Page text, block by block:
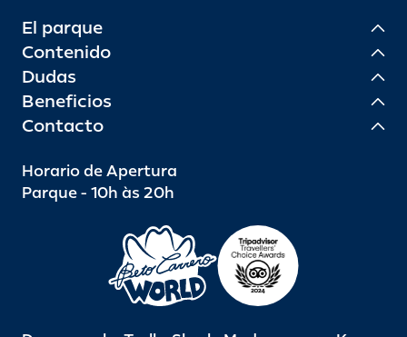
El parque
Contenido
Dudas
Beneficios
Contacto
Horario de Apertura
Parque - 10h às 20h